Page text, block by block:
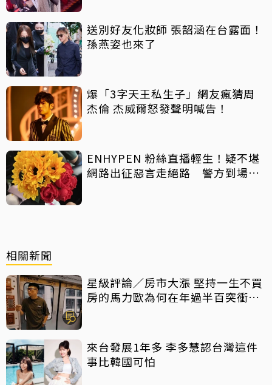
送別好友化妝師 張韶涵在台露面！
孫燕姿也來了
爆「3字天王私生子」網友瘋猜周
杰倫 杰威爾怒發聲明喊告！
ENHYPEN 粉絲直播輕生！疑不堪
網路出征惡言走絕路 警方到場已
相關新聞
星級評論／房市大漲 堅持一生不買
房的馬力歐為何在年過半百突衝上
來台發展1年多 李多慧認台灣這件
事比韓國可怕